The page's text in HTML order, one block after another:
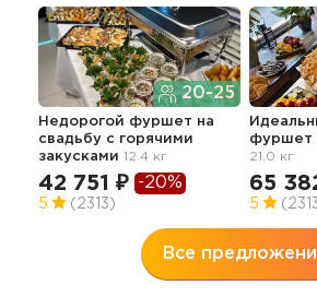
20-25
Недорогой фуршет на
свадьбу с горячими
закусками 12.4 кг
42 751 ₽ -20%
5 (2313)
фуршет
21.0 кг
65
5
Все